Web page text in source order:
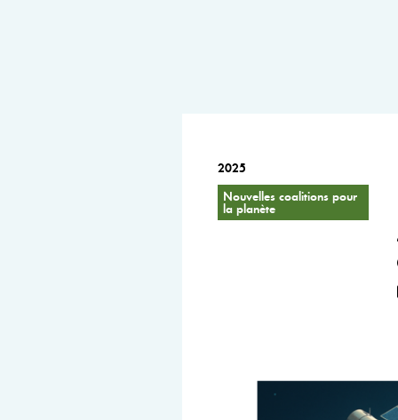
2025
Nouvelles coalitions pour
la planète